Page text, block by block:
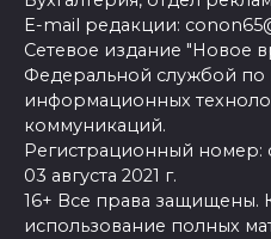
E-mail редакции:
Сетевое издание "Новое
Федеральной службой по
информационных
коммуникаций.
Регистрационный номер:
03 августа 2021 г.
16+ Все права защищены.
использование полных